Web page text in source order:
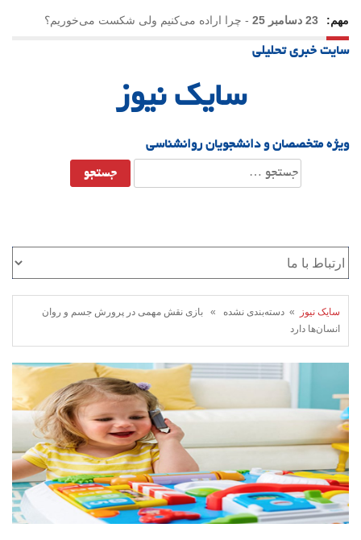
مهم: 23 دسامبر 25 - چرا اراده می‌کنیم ولی شکست می‌خوریم؟
21 دسامبر 25
سایت خبری تحلیلی
سایک نیوز
ویژه متخصصان و دانشجویان روانشناسی
جستجو
برای:
سایک نیوز
» دسته‌بندی نشده » بازی نقش مهمی در پرورش جسم و روان
انسان‌ها دارد